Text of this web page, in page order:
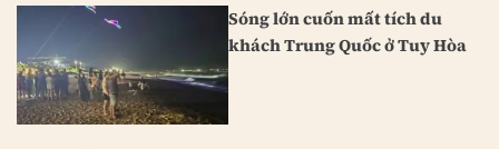
Sóng lớn cuốn mất tích du
khách Trung Quốc ở Tuy Hòa